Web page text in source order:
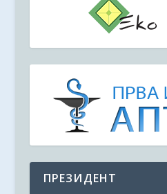
ПРЕЗИДЕНТ